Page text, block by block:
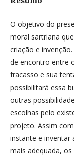
O objetivo do
moral sartriana
criação e
de encontro entre
fracasso e sua
possibilitará essa
outras
escolhas pelo
projeto. Assim
instante e inventar
mais adequada,